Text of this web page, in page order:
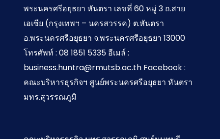
พระนครศรีอยุธยา หันตรา เลขที่ 60 หมู่ 3 ถ.สาย
เอเซีย (กรุงเทพฯ – นครสวรรค) ต.หันตรา
อ.พระนครศรีอยุธยา จ.พระนครศรีอยุธยา 13000
โทรศัพท์ : 08 1851 5335 อีเมล์ :
business.huntra@rmutsb.ac.th Facebook :
คณะบริหารธุรกิจฯ ศูนย์พระนครศรีอยุธยา หันตรา
มทร.สุวรรณภูมิ